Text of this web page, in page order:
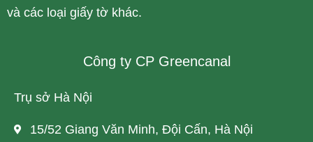
và các loại giấy tờ khác.
Công ty CP Greencanal
Trụ sở Hà Nội
15/52 Giang Văn Minh, Đội Cấn, Hà Nội